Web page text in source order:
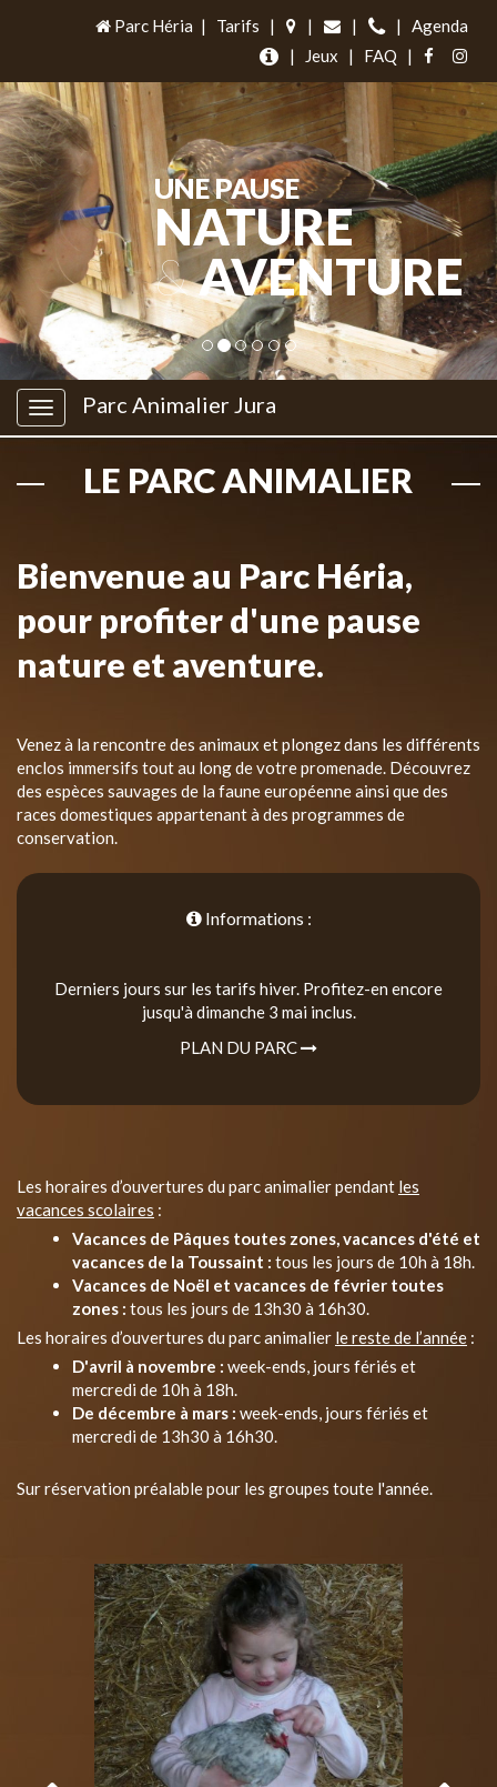
Parc Héria | Tarifs | | | |
Agenda
|
Jeux | FAQ |
UNE PAUSE
NATURE
&AVENTURE
Parc Animalier Jura
LE PARC ANIMALIER
Bienvenue au Parc Héria,
pour profiter d'une pause
nature et aventure.
Venez à la rencontre des animaux et plongez dans les différents
enclos immersifs tout au long de votre promenade. Découvrez
des espèces sauvages de la faune européenne ainsi que des
races domestiques appartenant à des programmes de
conservation.
Informations :
Derniers jours sur les tarifs hiver. Profitez-en encore
jusqu'à dimanche 3 mai inclus.
PLAN DU PARC
Les horaires d’ouvertures du parc animalier pendant les
vacances scolaires :
Vacances de Pâques toutes zones, vacances d'été et
vacances de la Toussaint : tous les jours de 10h à 18h.
Vacances de Noël et vacances de février toutes
zones : tous les jours de 13h30 à 16h30.
Les horaires d’ouvertures du parc animalier le reste de l’année :
D'avril à novembre : week-ends, jours fériés et
mercredi de 10h à 18h.
De décembre à mars : week-ends, jours fériés et
mercredi de 13h30 à 16h30.
Sur réservation préalable pour les groupes toute l'année.